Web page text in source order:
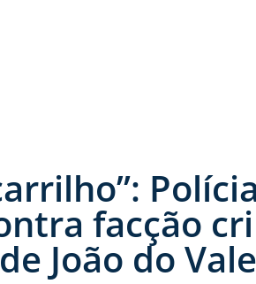
facção
João do